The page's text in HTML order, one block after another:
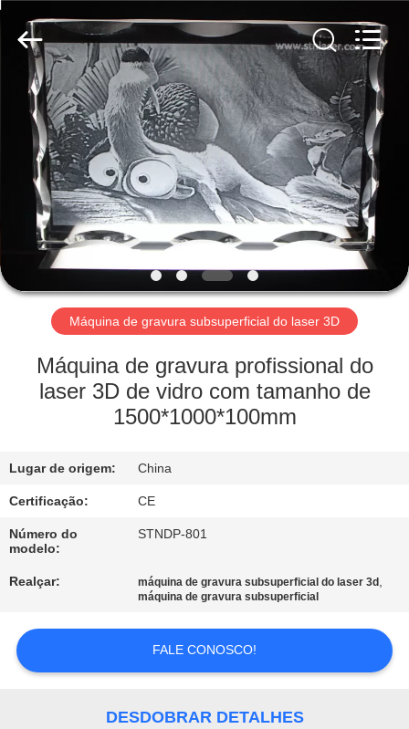
CASA
PRODUTOS
SOBRE
NÓS
FACTORY
TOUR
CONTROLE
ENTRE
EM
CONOSCO
PEÇA
UMAS
CITAÇÕES
Enterprise
Management
Services
Co.,Ltd..
Rights
Reserved.
Máquina de gravura subsuperficial do laser 3D
Máquina de gravura profissional do
laser 3D de vidro com tamanho de
1500*1000*100mm
Lugar de origem: China
Certificação: CE
Número do
modelo:
STNDP-801
Realçar: máquina de gravura subsuperficial do laser 3d ,
máquina de gravura subsuperficial
FALE CONOSCO!
DESDOBRAR DETALHES